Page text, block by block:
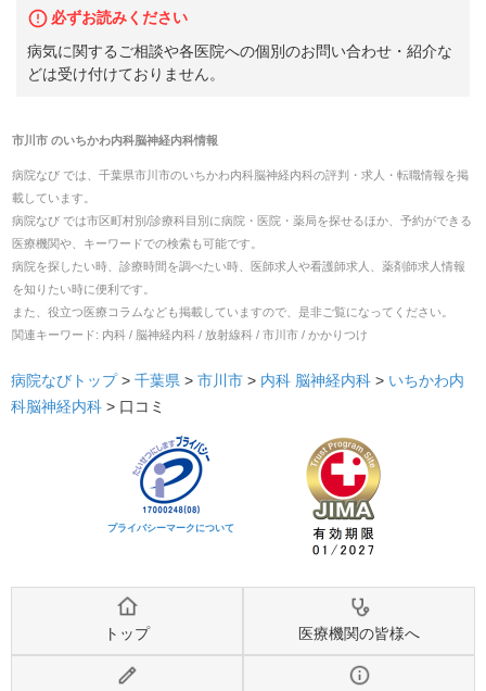
必ずお読みください
病気に関するご相談や各医院への個別のお問い合わせ・紹介な
どは受け付けておりません。
市川市のいちかわ内科脳神経内科情報
病院なび では、 千葉県市川市のいちかわ内科脳神経内科の評判・求人・転職情報を掲
載しています。
病院なび では市区町村別/診療科目別に病院・医院・薬局を探せるほか、予約ができる
医療機関や、キーワードでの検索も可能です。
病院を探したい時、診療時間を調べたい時、医師求人や看護師求人、薬剤師求人情報
を知りたい時に便利です。
また、役立つ医療コラムなども掲載していますので、是非ご覧になってください。
関連キーワード: 内科 / 脳神経内科 / 放射線科 / 市川市 / かかりつけ
病院なびトップ > 千葉県 > 市川市 > 内科 脳神経内科 > いちかわ内
科脳神経内科 > 口コミ
プライバシーマークについて
トップ 医療機関の皆様へ